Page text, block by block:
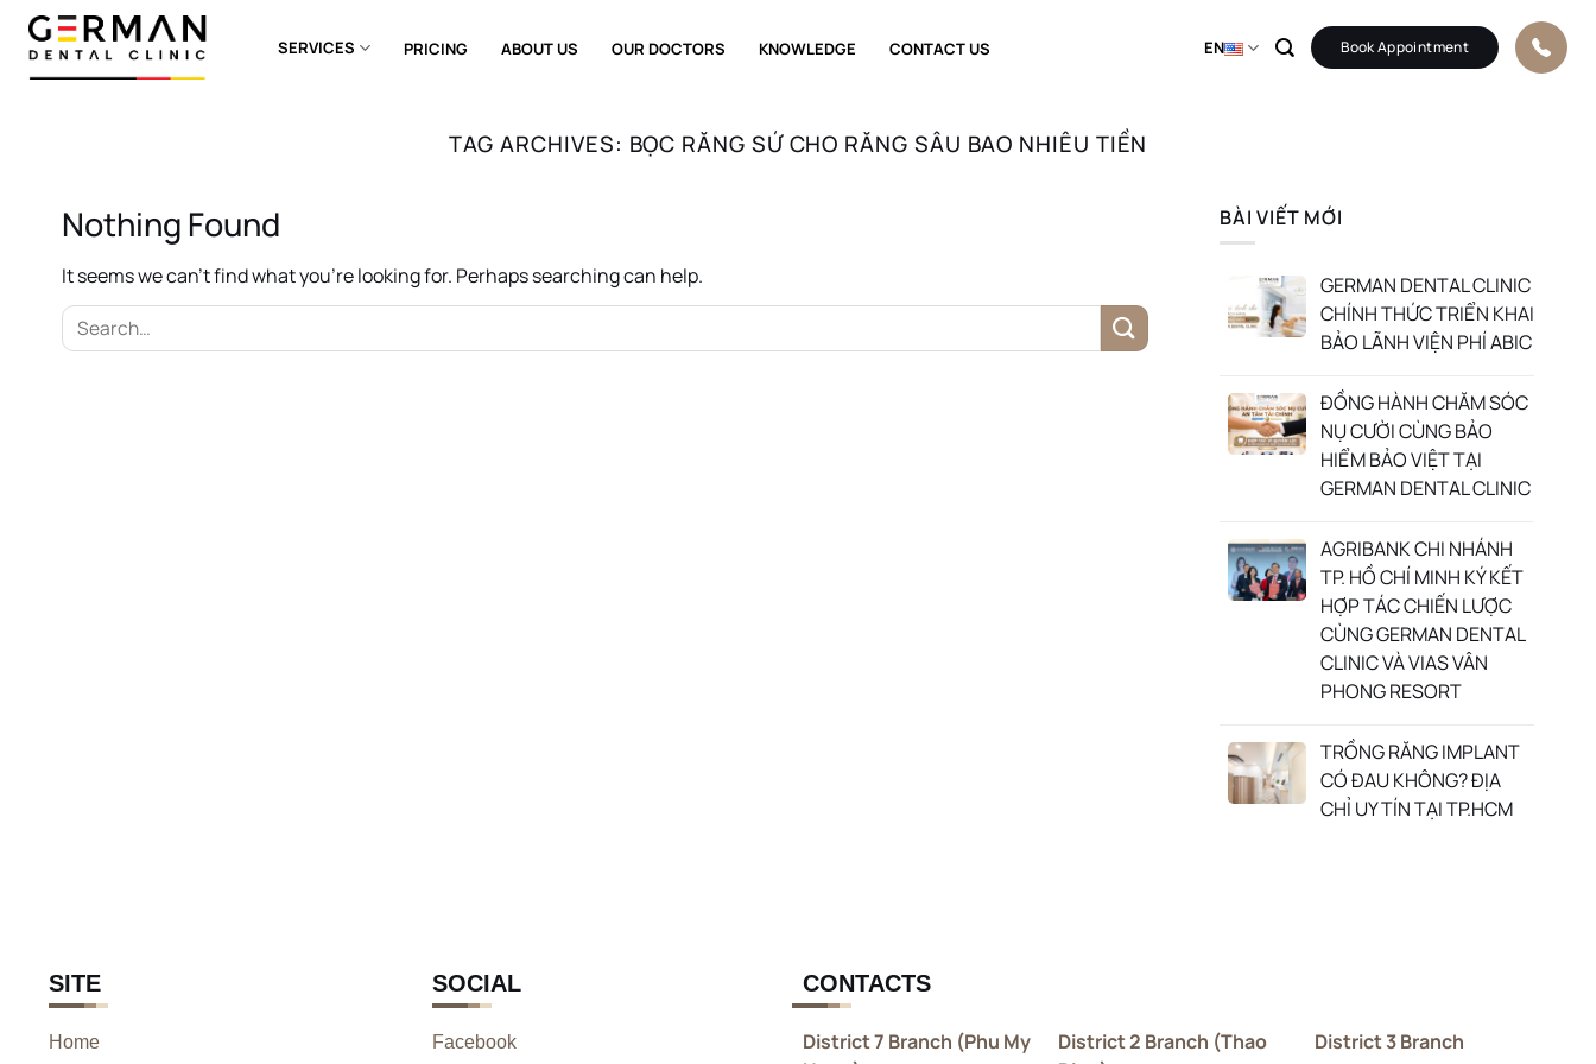
Skip
content
SERVICES PRICING ABOUT US OUR DOCTORS KNOWLEDGE CONTACT US EN Book Appointment
TAG ARCHIVES: BỌC RĂNG SỨ CHO RĂNG SÂU BAO NHIÊU TIỀN
Nothing Found
It seems we can’t find what you’re looking for. Perhaps searching can help.
BÀI VIẾT MỚI
GERMAN DENTAL CLINIC
CHÍNH THỨC TRIỂN KHAI
BẢO LÃNH VIỆN PHÍ ABIC
ĐỒNG HÀNH CHĂM SÓC
NỤ CƯỜI CÙNG BẢO
HIỂM BẢO VIỆT TẠI
GERMAN DENTAL CLINIC
AGRIBANK CHI NHÁNH
TP. HỒ CHÍ MINH KÝ KẾT
HỢP TÁC CHIẾN LƯỢC
CÙNG GERMAN DENTAL
CLINIC VÀ VIAS VÂN
PHONG RESORT
TRỒNG RĂNG IMPLANT
CÓ ĐAU KHÔNG? ĐỊA
CHỈ UY TÍN TẠI TP.HCM
SITE
Home
SOCIAL
Facebook
CONTACTS
District 7 Branch (Phu My
District 2 Branch (Thao
District 3 Branch